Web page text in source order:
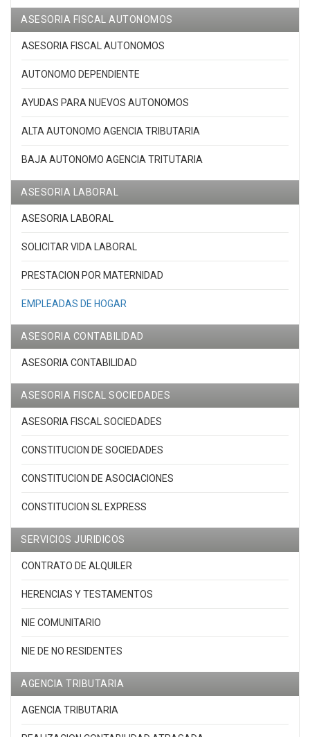
ASESORIA FISCAL AUTONOMOS
ASESORIA FISCAL AUTONOMOS
AUTONOMO DEPENDIENTE
AYUDAS PARA NUEVOS AUTONOMOS
ALTA AUTONOMO AGENCIA TRIBUTARIA
BAJA AUTONOMO AGENCIA TRITUTARIA
ASESORIA LABORAL
ASESORIA LABORAL
SOLICITAR VIDA LABORAL
PRESTACION POR MATERNIDAD
EMPLEADAS DE HOGAR
ASESORIA CONTABILIDAD
ASESORIA CONTABILIDAD
ASESORIA FISCAL SOCIEDADES
ASESORIA FISCAL SOCIEDADES
CONSTITUCION DE SOCIEDADES
CONSTITUCION DE ASOCIACIONES
CONSTITUCION SL EXPRESS
SERVICIOS JURIDICOS
CONTRATO DE ALQUILER
HERENCIAS Y TESTAMENTOS
NIE COMUNITARIO
NIE DE NO RESIDENTES
AGENCIA TRIBUTARIA
AGENCIA TRIBUTARIA